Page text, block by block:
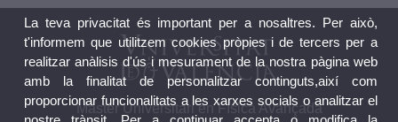
Màster Universitari en Física Avançada
La teva privacitat és important per a nosaltres. Per això,
t'informem que utilitzem cookies pròpies i de tercers per a
realitzar anàlisis d'ús i mesurament de la nostra pàgina web
amb la finalitat de personalitzar continguts,així com
proporcionar funcionalitats a les xarxes socials o analitzar el